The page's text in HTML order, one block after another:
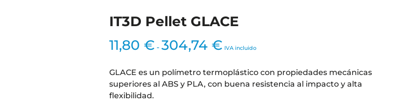
IT3D Pellet GLACE
11,80 € - 304,74 € IVA incluido
GLACE es un polímetro termoplástico con propiedades mecánicas
superiores al ABS y PLA, con buena resistencia al impacto y alta
flexibilidad.